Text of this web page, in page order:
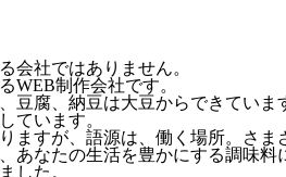
会社ではありません。
WEB制作会社です。
豆腐、納豆は大豆からできてい
ています。
ますが、語源は、働く場所。さ
あなたの生活を豊かにする調味
した。